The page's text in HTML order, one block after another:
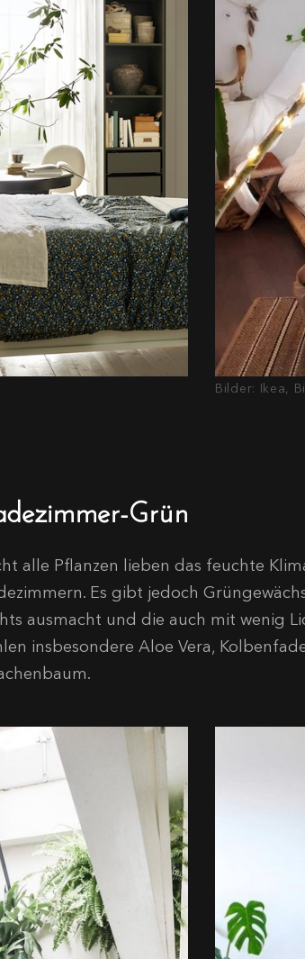
Bilder: Ikea,
Grün
alle Pflanzen lieben das feuchte
Es gibt jedoch
ausmacht und die auch mit wenig
insbesondere Aloe Vera,